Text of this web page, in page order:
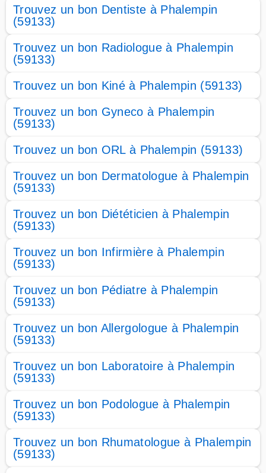
Trouvez un bon Dentiste à Phalempin
(59133)
Trouvez un bon Radiologue à Phalempin
(59133)
Trouvez un bon Kiné à Phalempin (59133)
Trouvez un bon Gyneco à Phalempin
(59133)
Trouvez un bon ORL à Phalempin (59133)
Trouvez un bon Dermatologue à Phalempin
(59133)
Trouvez un bon Diététicien à Phalempin
(59133)
Trouvez un bon Infirmière à Phalempin
(59133)
Trouvez un bon Pédiatre à Phalempin
(59133)
Trouvez un bon Allergologue à Phalempin
(59133)
Trouvez un bon Laboratoire à Phalempin
(59133)
Trouvez un bon Podologue à Phalempin
(59133)
Trouvez un bon Rhumatologue à Phalempin
(59133)